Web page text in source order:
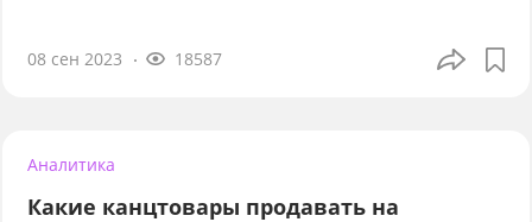
08 сен 2023 18587
Аналитика
Какие канцтовары продавать на